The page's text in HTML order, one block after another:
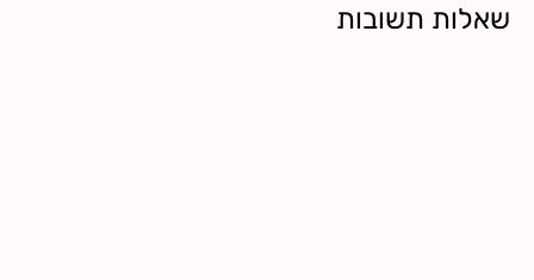
שאלות תשובות